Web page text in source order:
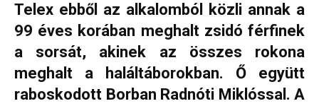
Telex ebből az alkalomból közli annak a
99 éves korában meghalt zsidó férfinek
a sorsát, akinek az összes rokona
meghalt a haláltáborokban. Ő együtt
raboskodott Borban Radnóti Miklóssal. A